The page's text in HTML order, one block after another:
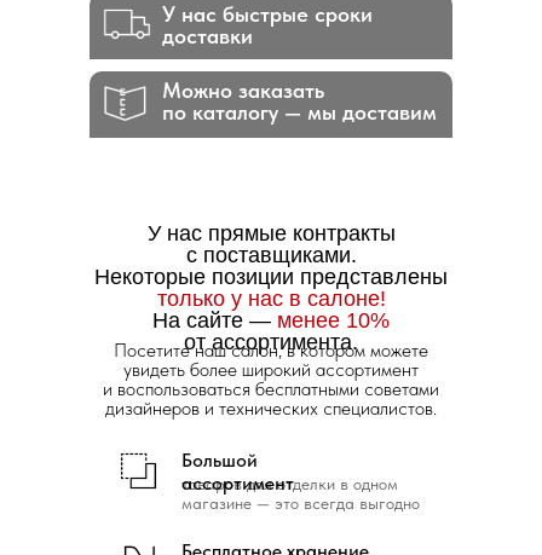
Можно заказать
по каталогу — мы доставим
У нас быстрые сроки
доставки
товаров для отделки в одном
магазине — это всегда выгодно
Большой
ассортимент
У нас прямые контракты
с поставщиками.
Некоторые позиции представлены
только у нас в салоне!
На сайте — менее 10%
от ассортимента.
Посетите наш салон, в котором можете
увидеть более широкий ассортимент
и воспользоваться бесплатными советами
дизайнеров и технических специалистов.